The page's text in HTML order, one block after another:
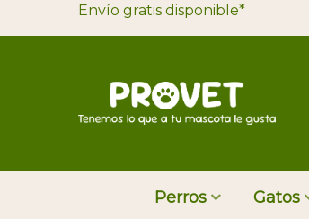
Envío gratis disponible*
Perros Gatos